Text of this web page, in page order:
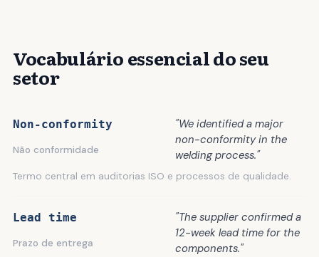
Vocabulário essencial do seu
setor
Non-conformity
Não conformidade
"We identified a major
non-conformity in the
welding process."
Termo central em auditorias ISO e processos de qualidade.
Lead time
Prazo de entrega
"The supplier confirmed a
12-week lead time for the
components."